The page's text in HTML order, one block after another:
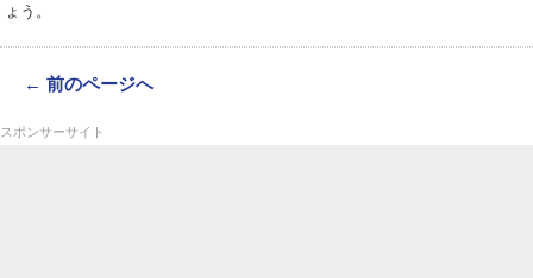
ょう。
← 前のページへ
スポンサーサイト